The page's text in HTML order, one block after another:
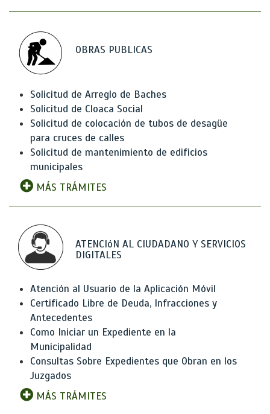
OBRAS PUBLICAS
Solicitud de Arreglo de Baches
Solicitud de Cloaca Social
Solicitud de colocación de tubos de desagüe
para cruces de calles
Solicitud de mantenimiento de edificios
municipales
MÁS TRÁMITES
ATENCIóN AL CIUDADANO Y SERVICIOS
DIGITALES
Atención al Usuario de la Aplicación Móvil
Certificado Libre de Deuda, Infracciones y
Antecedentes
Como Iniciar un Expediente en la
Municipalidad
Consultas Sobre Expedientes que Obran en los
Juzgados
MÁS TRÁMITES